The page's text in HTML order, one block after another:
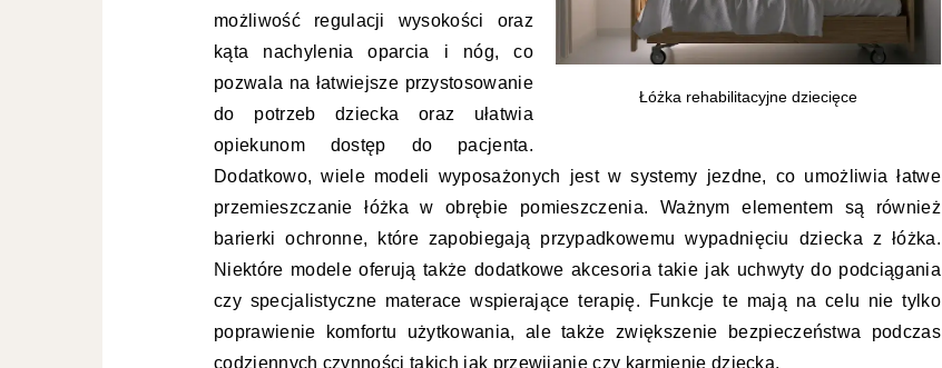
Łóżka rehabilitacyjne dziecięce
możliwość regulacji wysokości oraz
kąta nachylenia oparcia i nóg, co
pozwala na łatwiejsze przystosowanie
do potrzeb dziecka oraz ułatwia
opiekunom dostęp do pacjenta.
Dodatkowo, wiele modeli wyposażonych jest w systemy jezdne, co umożliwia łatwe
przemieszczanie łóżka w obrębie pomieszczenia. Ważnym elementem są również
barierki ochronne, które zapobiegają przypadkowemu wypadnięciu dziecka z łóżka.
Niektóre modele oferują także dodatkowe akcesoria takie jak uchwyty do podciągania
czy specjalistyczne materace wspierające terapię. Funkcje te mają na celu nie tylko
poprawienie komfortu użytkowania, ale także zwiększenie bezpieczeństwa podczas
codziennych czynności takich jak przewijanie czy karmienie dziecka.